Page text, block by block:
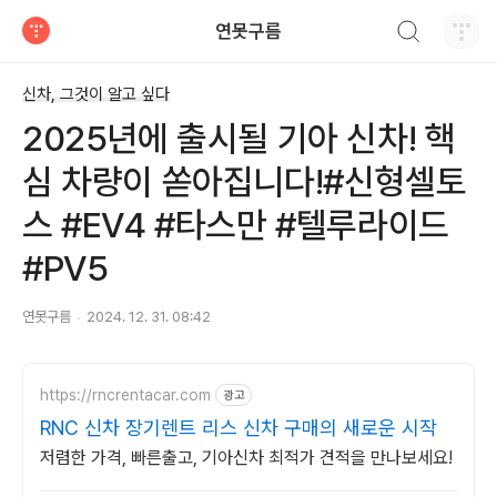
연못구름
신차, 그것이 알고 싶다
2025년에 출시될 기아 신차! 핵
심 차량이 쏟아집니다!#신형셀토
스 #EV4 #타스만 #텔루라이드
#PV5
연못구름 2024. 12. 31. 08:42
https://rncrentacar.com 광고
RNC 신차 장기렌트 리스 신차 구매의 새로운 시작
저렴한 가격, 빠른출고, 기아신차 최적가 견적을 만나보세요!